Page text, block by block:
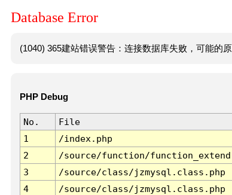
Database Error
(1040) 365建站错误警告：连接数据库失败，可能的
PHP Debug
No. File
1
/index.php
2
/source/function/
3
/source/class/jzmysql.class.php
4
/source/class/jzmysql.class.php